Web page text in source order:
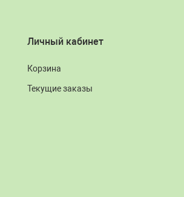
Личный кабинет
Корзина
Текущие заказы